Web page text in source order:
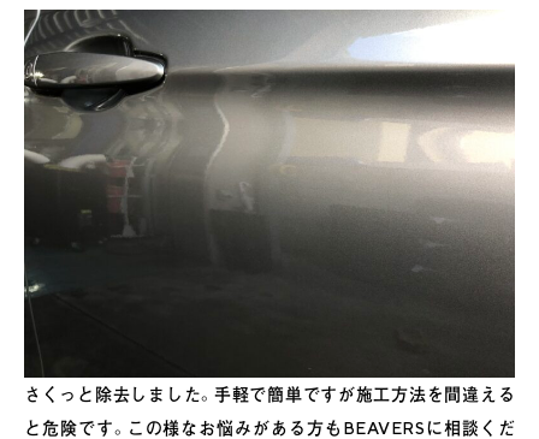
さくっと除去しました。手軽で簡単ですが施工方法を間違える
と危険です。この様なお悩みがある方もBEAVERSに相談くだ